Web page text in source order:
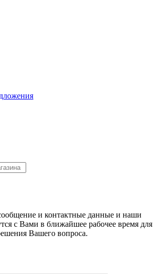
и контактные данные и наши
с Вами в ближайшее рабочее время для
Вашего вопроса.